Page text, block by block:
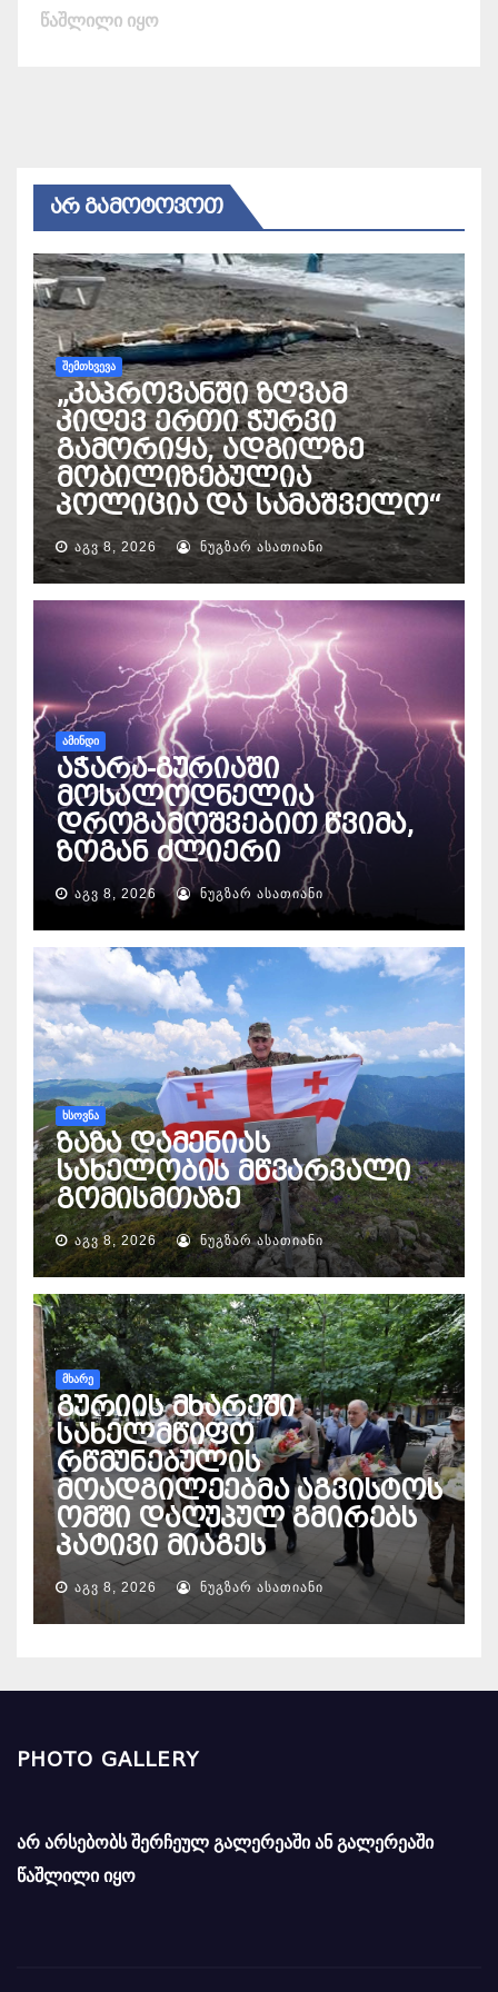
წაშლილი იყო
ᲐᲠ ᲒᲐᲛᲝᲢᲝᲕᲝᲗ
ᲨᲔᲛᲗᲮᲕᲔᲕᲐ
„კაპროვანში ზღვამ
კიდევ ერთი ჭურვი
გამორიყა, ადგილზე
მობილიზებულია
პოლიცია და სამაშველო“
ᲐᲒᲕ 8, 2026 ᲜᲣᲒᲖᲐᲠ ᲐᲡᲐᲗᲘᲐᲜᲘ
ᲐᲛᲘᲜᲓᲘ
აჭარა-გურიაში
მოსალოდნელია
დროგამოშვებით წვიმა,
ზოგან ძლიერი
ᲐᲒᲕ 8, 2026 ᲜᲣᲒᲖᲐᲠ ᲐᲡᲐᲗᲘᲐᲜᲘ
ᲮᲡᲝᲕᲜᲐ
ზაზა დამენიას
სახელობის მწვარვალი
გომისმთაზე
ᲐᲒᲕ 8, 2026 ᲜᲣᲒᲖᲐᲠ ᲐᲡᲐᲗᲘᲐᲜᲘ
ᲛᲮᲐᲠᲔ
გურიის მხარეში
სახელმწიფო
რწმუნებულის
მოადგილეებმა აგვისტოს
ომში დაღუპულ გმირებს
პატივი მიაგეს
ᲐᲒᲕ 8, 2026 ᲜᲣᲒᲖᲐᲠ ᲐᲡᲐᲗᲘᲐᲜᲘ
PHOTO GALLERY
არ არსებობს შერჩეულ გალერეაში ან გალერეაში
წაშლილი იყო